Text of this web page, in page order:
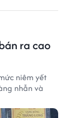
ra cao
niêm yết
nhẫn và